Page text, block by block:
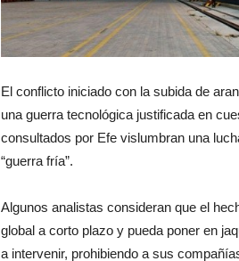
El conflicto iniciado con la subida de
una guerra tecnológica justificada en
consultados por Efe vislumbran una
“guerra fría”.
Algunos analistas consideran que el
global a corto plazo y pueda poner en
a intervenir, prohibiendo a sus